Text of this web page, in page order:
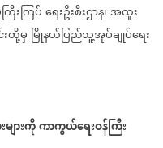
ြီးကြပ်ရေးဦးစီးဌာန၊အထူး
တို့မှ မြိုနယ်ပြည်သူ့အုပ်ချုပ်‌ရေး
များကိုကာကွယ်ရေးဝန်ကြီး